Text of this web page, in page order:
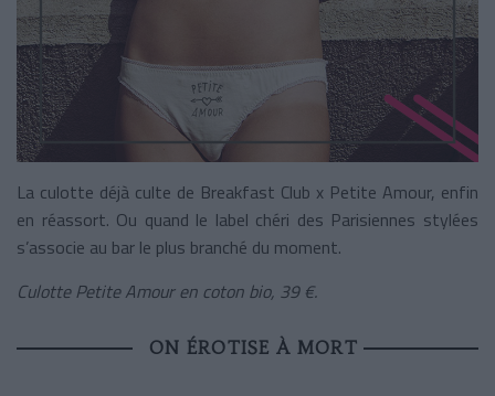
La culotte déjà culte de Breakfast Club x Petite Amour, enfin
en réassort. Ou quand le label chéri des Parisiennes stylées
s’associe au bar le plus branché du moment.
Culotte Petite Amour en coton bio, 39 €.
ON ÉROTISE À MORT